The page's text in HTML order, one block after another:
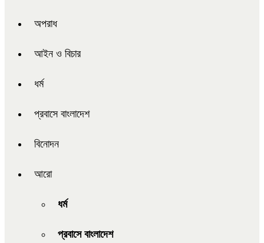
অপরাধ
আইন ও বিচার
ধর্ম
প্রবাসে বাংলাদেশ
বিনোদন
আরো
ধর্ম
প্রবাসে বাংলাদেশ